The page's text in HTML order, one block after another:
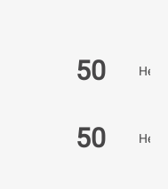
50 Нет
50 Нет